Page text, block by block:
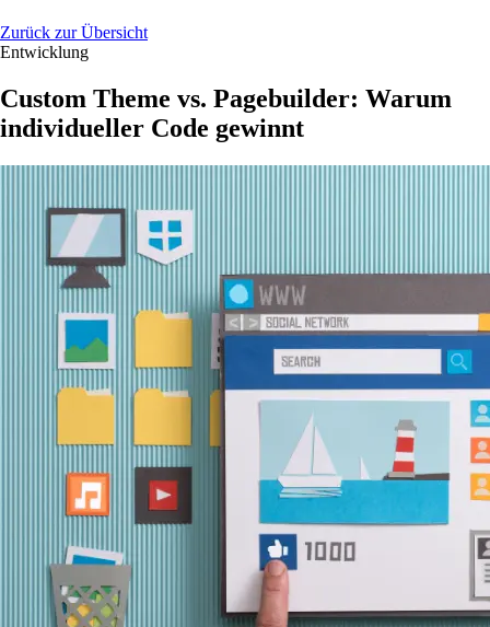
Zurück zur Übersicht
Entwicklung
Custom Theme vs. Pagebuilder: Warum
individueller Code gewinnt